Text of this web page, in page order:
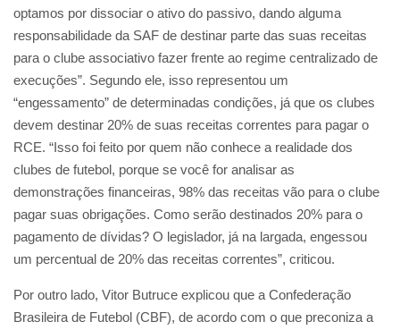
optamos por dissociar o ativo do passivo, dando alguma
responsabilidade da SAF de destinar parte das suas receitas
para o clube associativo fazer frente ao regime centralizado de
execuções”. Segundo ele, isso representou um
“engessamento” de determinadas condições, já que os clubes
devem destinar 20% de suas receitas correntes para pagar o
RCE. “Isso foi feito por quem não conhece a realidade dos
clubes de futebol, porque se você for analisar as
demonstrações financeiras, 98% das receitas vão para o clube
pagar suas obrigações. Como serão destinados 20% para o
pagamento de dívidas? O legislador, já na largada, engessou
um percentual de 20% das receitas correntes”, criticou.
Por outro lado, Vitor Butruce explicou que a Confederação
Brasileira de Futebol (CBF), de acordo com o que preconiza a